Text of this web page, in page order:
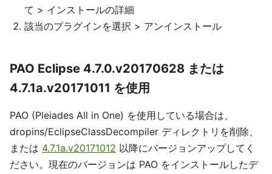
て > インストールの詳細
該当のプラグインを選択 > アンインストール
PAO Eclipse 4.7.0.v20170628 または
4.7.1a.v20171011 を使用
PAO (Pleiades All in One) を使用している場合は、
dropins/EclipseClassDecompiler ディレクトリを削除、
または 4.7.1a.v20171012 以降にバージョンアップしてく
ださい。現在のバージョンは PAO をインストールしたデ